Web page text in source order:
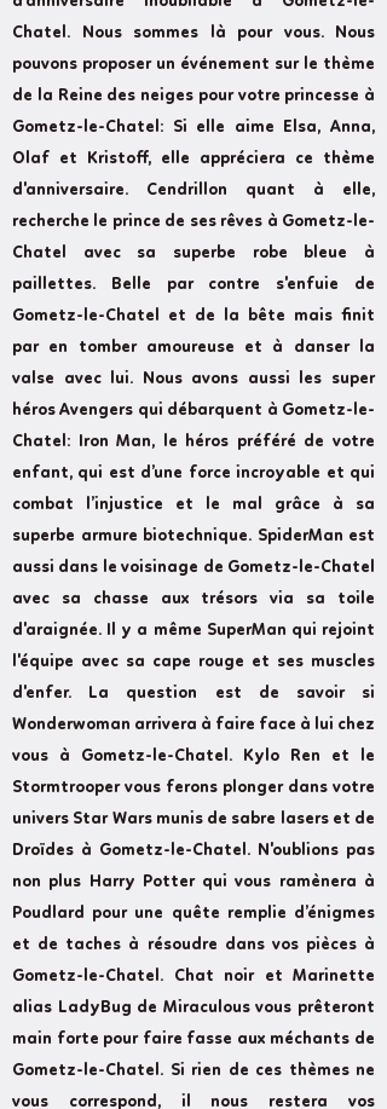
Chatel. Nous sommes là pour vous. Nous
pouvons proposer un événement sur le thème
de la Reine des neiges pour votre princesse à
Gometz-le-Chatel: Si elle aime Elsa, Anna,
Olaf et Kristoff, elle appréciera ce thème
d'anniversaire. Cendrillon quant à elle,
recherche le prince de ses rêves à Gometz-le-
Chatel avec sa superbe robe bleue à
paillettes. Belle par contre s'enfuie de
Gometz-le-Chatel et de la bête mais finit
par en tomber amoureuse et à danser la
valse avec lui. Nous avons aussi les super
héros Avengers qui débarquent à Gometz-le-
Chatel: Iron Man, le héros préféré de votre
enfant, qui est d’une force incroyable et qui
combat l’injustice et le mal grâce à sa
superbe armure biotechnique. SpiderMan est
aussi dans le voisinage de Gometz-le-Chatel
avec sa chasse aux trésors via sa toile
d'araignée. Il y a même SuperMan qui rejoint
l'équipe avec sa cape rouge et ses muscles
d'enfer. La question est de savoir si
Wonderwoman arrivera à faire face à lui chez
vous à Gometz-le-Chatel. Kylo Ren et le
Stormtrooper vous ferons plonger dans votre
univers Star Wars munis de sabre lasers et de
Droïdes à Gometz-le-Chatel. N'oublions pas
non plus Harry Potter qui vous ramènera à
Poudlard pour une quête remplie d’énigmes
et de taches à résoudre dans vos pièces à
Gometz-le-Chatel. Chat noir et Marinette
alias LadyBug de Miraculous vous prêteront
main forte pour faire fasse aux méchants de
Gometz-le-Chatel. Si rien de ces thèmes ne
vous correspond, il nous restera vos